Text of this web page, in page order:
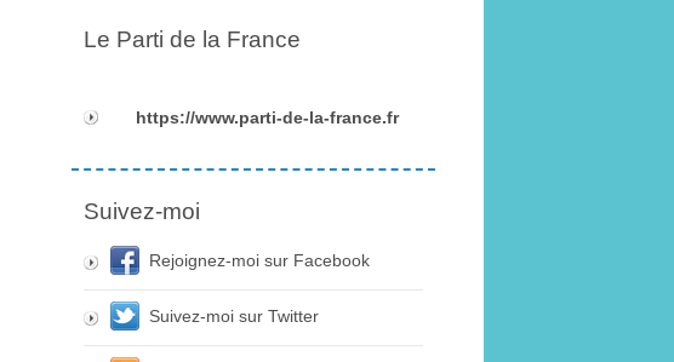
Le Parti de la France
https://www.parti-de-la-france.fr
Suivez-moi
Rejoignez-moi sur Facebook
Suivez-moi sur Twitter